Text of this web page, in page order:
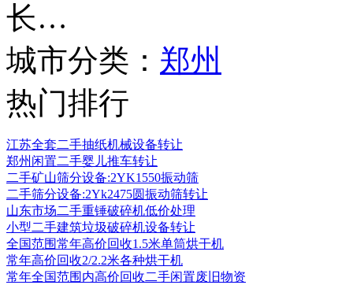
长…
城市分类： 郑州
热门排行
江苏全套二手抽纸机械设备转让
郑州闲置二手婴儿推车转让
二手矿山筛分设备:2YK1550振动筛
二手筛分设备:2Yk2475圆振动筛转让
山东市场二手重锤破碎机低价处理
小型二手建筑垃圾破碎机设备转让
全国范围常年高价回收1.5米单筒烘干机
常年高价回收2/2.2米各种烘干机
常年全国范围内高价回收二手闲置废旧物资